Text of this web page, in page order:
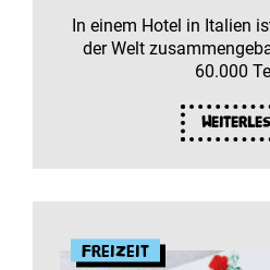
In einem Hotel in Italien
der Welt
60.000
Freizeit